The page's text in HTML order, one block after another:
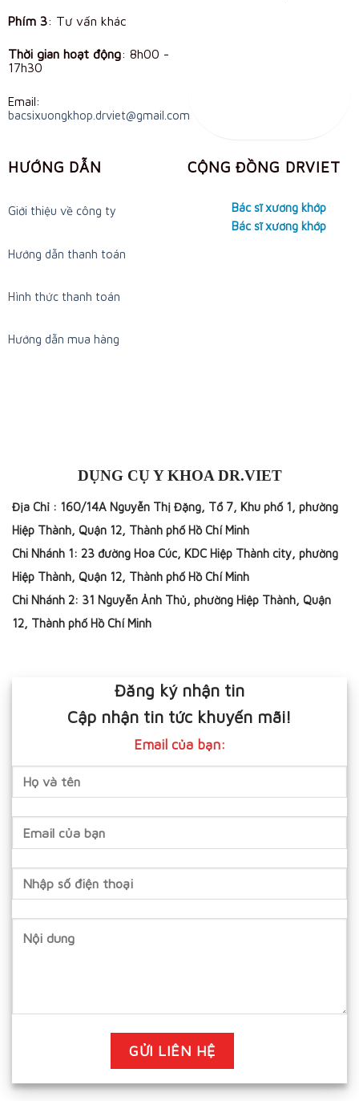
Phím 3: Tư vấn khác
Thời gian hoạt động: 8h00 -
17h30
Email:
bacsixuongkhop.drviet@gmail.com
HƯỚNG DẪN
Giới thiệu về công ty
Hướng dẫn thanh toán
Hình thức thanh toán
Hướng dẫn mua hàng
CỘNG ĐỒNG DRVIET
Bác sĩ xương khớp
Bác sĩ xương khớp
DỤNG CỤ Y KHOA DR.VIET
Địa Chỉ : 160/14A Nguyễn Thị Đặng, Tổ 7, Khu phố 1, phường
Hiệp Thành, Quận 12, Thành phố Hồ Chí Minh
Chi Nhánh 1: 23 đường Hoa Cúc, KDC Hiệp Thành city, phường
Hiệp Thành, Quận 12, Thành phố Hồ Chí Minh
Chi Nhánh 2: 31 Nguyễn Ảnh Thủ, phường Hiệp Thành, Quận
12, Thành phố Hồ Chí Minh
Đăng ký nhận tin
Cập nhận tin tức khuyến mãi!
Email của bạn: